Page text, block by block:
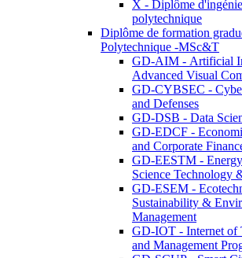
X - Diplôme
polytechnique
Diplôme de formation
Polytechnique -MSc&T
GD-AIM - Artificial
Advanced Visual
GD-CYBSEC -
and Defenses
GD-DSB - Data
GD-EDCF -
and Corporate
GD-EESTM -
Science Technology
GD-ESEM -
Sustainability &
Management
GD-IOT - Internet of
and Management